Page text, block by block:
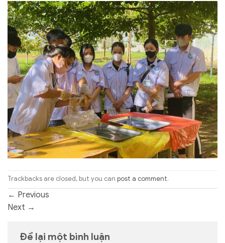
Trackbacks are closed, but you can post a comment.
← Previous
Next →
Để lại một bình luận